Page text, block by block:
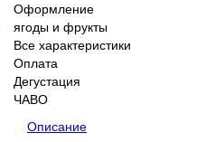
Оформление
ягоды и фрукты
Все характеристики
Оплата
Дегустация
ЧАВО
Описание